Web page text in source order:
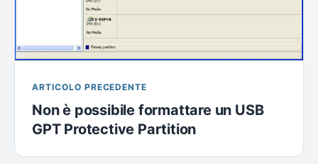
ARTICOLO PRECEDENTE
Non è possibile formattare un USB
GPT Protective Partition